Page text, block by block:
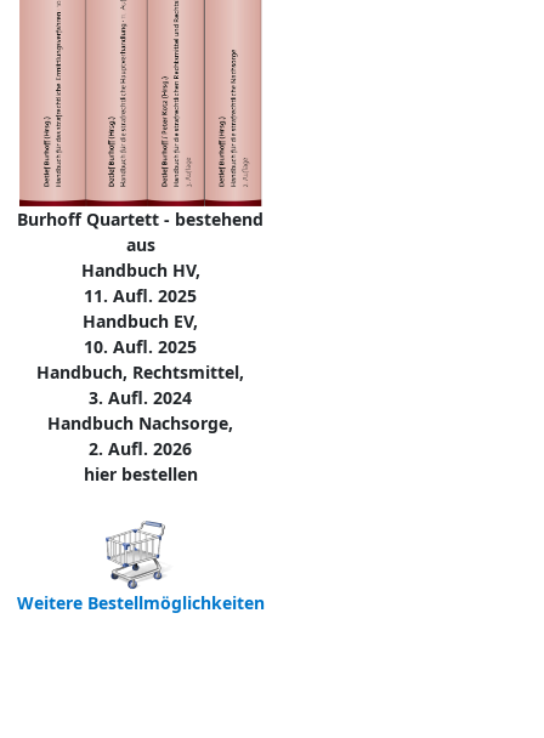
Burhoff Quartett - bestehend
aus
Handbuch HV,
11. Aufl. 2025
Handbuch EV,
10. Aufl. 2025
Handbuch, Rechtsmittel,
3. Aufl. 2024
Handbuch Nachsorge,
2. Aufl. 2026
hier bestellen
Weitere Bestellmöglichkeiten